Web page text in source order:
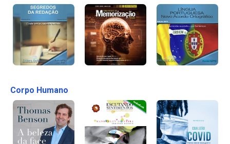
Corpo Humano